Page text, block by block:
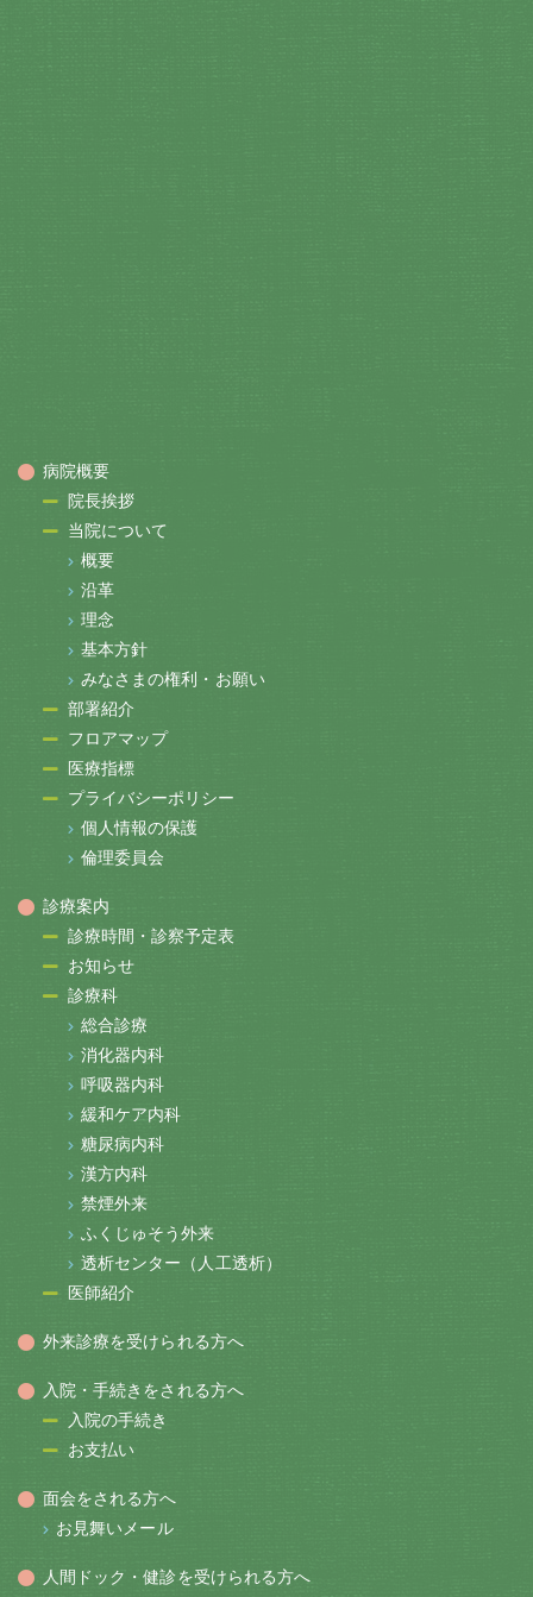
病院概要
院長挨拶
当院について
概要
沿革
理念
基本方針
みなさまの権利・お願い
部署紹介
フロアマップ
医療指標
プライバシーポリシー
個人情報の保護
倫理委員会
診療案内
診療時間・診察予定表
お知らせ
診療科
総合診療
消化器内科
呼吸器内科
緩和ケア内科
糖尿病内科
漢方内科
禁煙外来
ふくじゅそう外来
透析センター（人工透析）
医師紹介
外来診療を受けられる方へ
入院・手続きをされる方へ
入院の手続き
お支払い
面会をされる方へ
お見舞いメール
人間ドック・健診を受けられる方へ